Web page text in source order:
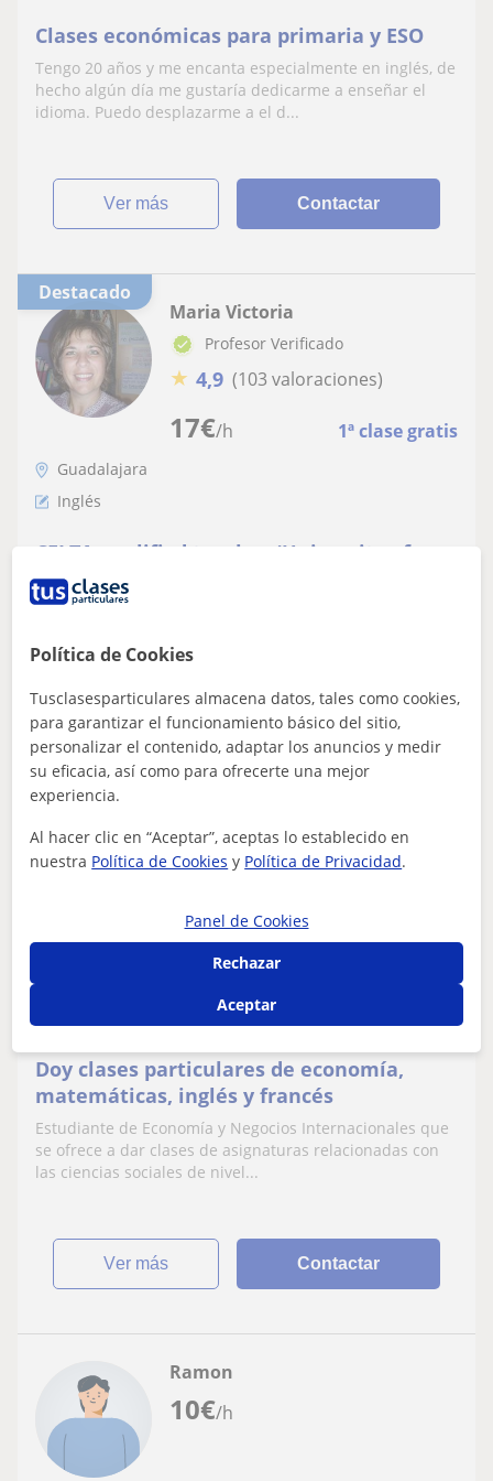
Clases económicas para primaria y ESO
Tengo 20 años y me encanta especialmente en inglés, de
hecho algún día me gustaría dedicarme a enseñar el
idioma. Puedo desplazarme a el d...
ver más Contactar
Destacado
17€/h 1ª clase gratis
Maria Victoria
Profesor Verificado
★ 4,9 (103 valoraciones)
Guadalajara
Inglés
CELTA qualified teacher (University of
Cambridge): Ingles exámenes oficiales
conversación, empresas Oposiciones
CELTA qualified teacher offers English lessons to all
years working as a teacher in comp...
ver más Contactar
Irene
Doy clases particulares de economía,
matemáticas, inglés y francés
Estudiante de Economía y Negocios Internacionales que
se ofrece a dar clases de asignaturas relacionadas con
las ciencias sociales de nivel...
ver más Contactar
10€/h
Ramon
Política de Cookies
Tusclasesparticulares almacena datos, tales como cookies,
para garantizar el funcionamiento básico del sitio,
personalizar el contenido, adaptar los anuncios y medir
su eficacia, así como para ofrecerte una mejor
experiencia.
Al hacer clic en “Aceptar”, aceptas lo establecido en
nuestra Política de Cookies y Política de Privacidad.
Panel de Cookies
Rechazar
Aceptar